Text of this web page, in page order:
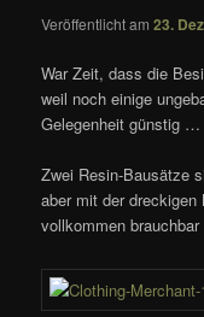
Veröffentlicht am23.
War Zeit, dass die
weil noch einige
Gelegenheit günstig …
Zwei Resin-Bausätze
aber mit der
vollkommen